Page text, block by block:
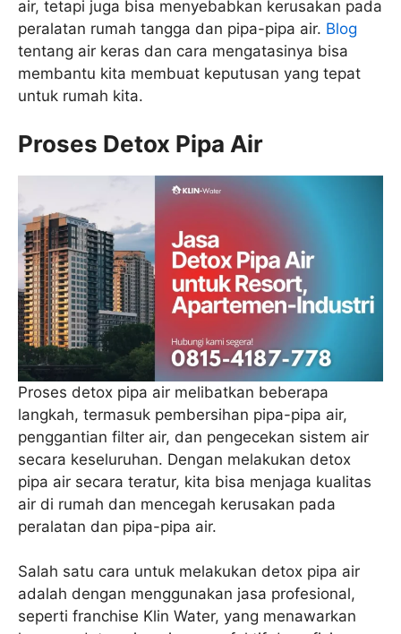
air, tetapi juga bisa menyebabkan kerusakan pada
peralatan rumah tangga dan pipa-pipa air. Blog
tentang air keras dan cara mengatasinya bisa
membantu kita membuat keputusan yang tepat
untuk rumah kita.
Proses Detox Pipa Air
Proses detox pipa air melibatkan beberapa
langkah, termasuk pembersihan pipa-pipa air,
penggantian filter air, dan pengecekan sistem air
secara keseluruhan. Dengan melakukan detox
pipa air secara teratur, kita bisa menjaga kualitas
air di rumah dan mencegah kerusakan pada
peralatan dan pipa-pipa air.
Salah satu cara untuk melakukan detox pipa air
adalah dengan menggunakan jasa profesional,
seperti franchise Klin Water, yang menawarkan